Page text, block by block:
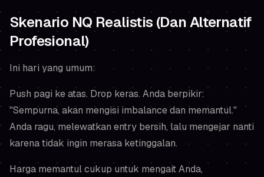
Skenario NQ Realistis (Dan Alternatif
Profesional)
Ini hari yang umum:
Push pagi ke atas. Drop keras. Anda berpikir:
"Sempurna, akan mengisi imbalance dan memantul."
Anda ragu, melewatkan entry bersih, lalu mengejar nanti
karena tidak ingin merasa ketinggalan.
Harga memantul cukup untuk mengait Anda,